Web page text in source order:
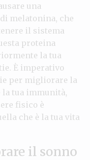
una
melatonina, che
il sistema
proteina
la tua
È imperativo
per migliorare la
tua immunità,
fisico è
che è la tua vita
il sonno